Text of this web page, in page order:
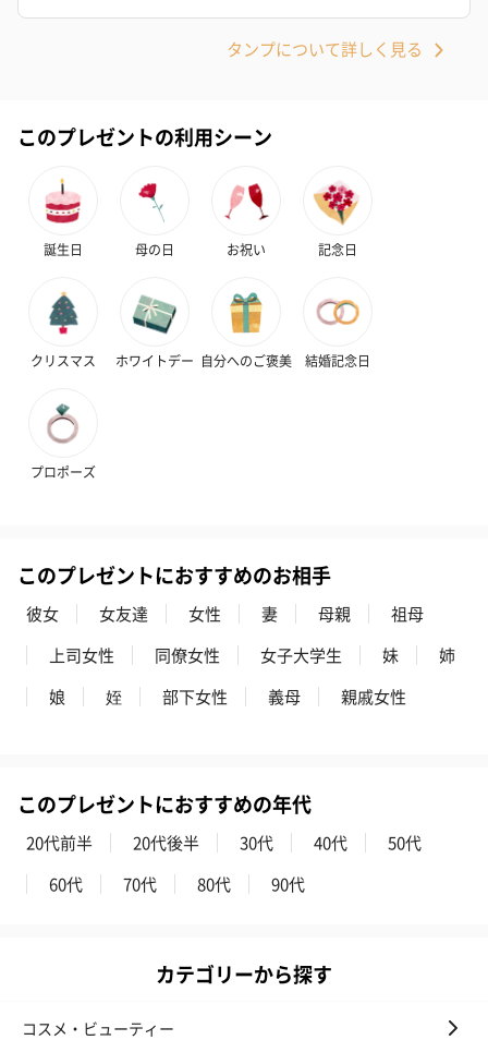
スイーツを同梱してお届けいたします。ギフトへの＋αにおすすめ
（レモン＆紅茶）（432
円）
（1,100円）
レープフルーツ）
（2,145円）
円）
タンプについて詳しく見る
このプレゼントの利用シーン
誕生日 母の日 お祝い 記念日
クリスマス ホワイトデー 自分へのご褒美 結婚記念日
プロポーズ
このプレゼントにおすすめのお相手
彼女 女友達 女性 妻 母親
祖母
上司女性
同僚女性 女子大学生 妹
姉
娘
姪 部下女性 義母 親戚女性
このプレゼントにおすすめの年代
20代前半 20代後半 30代 40代
50代
60代
70代 80代 90代
カテゴリーから探す
コスメ・ビューティー